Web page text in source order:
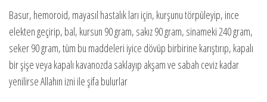
Basur, hemoroid, mayasıl hastalık ları için, kurşunu törpüleyip, ince
elekten geçirip, bal, kursun 90 gram, sakız 90 gram, sinameki 240 gram,
seker 90 gram, tüm bu maddeleri iyice dövüp birbirine karıştırıp, kapalı
bir şişe veya kapalı kavanozda saklayıp akşam ve sabah ceviz kadar
yenilirse Allahın izni ile şifa bulurlar